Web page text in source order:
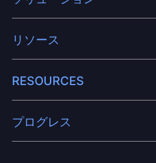
リソース
RESOURCES
プログレス